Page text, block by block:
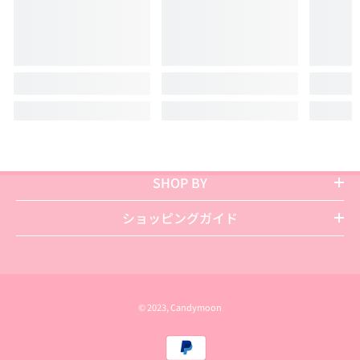
SHOP BY
ショッピングガイド
© 2023, Candymoon
お